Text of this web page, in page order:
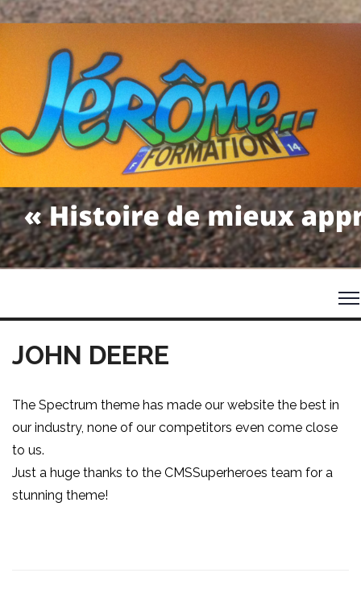
JOHN DEERE
The Spectrum theme has made our website the best in
our industry, none of our competitors even come close
to us.
Just a huge thanks to the CMSSuperheroes team for a
stunning theme!